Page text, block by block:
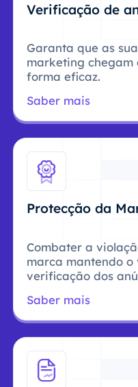
Verificação de
Garanta que as
marketing chegam
forma eficaz.
Saber mais
Protecção da
Combater a
marca mantendo
verificação dos
Saber mais